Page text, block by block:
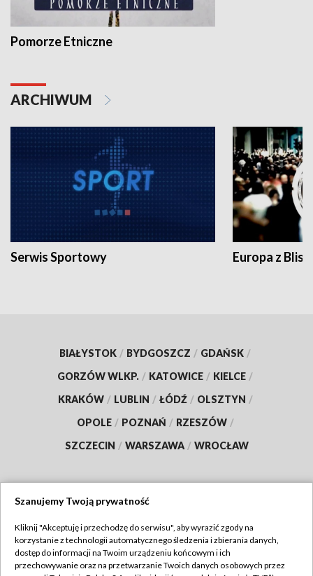
Pomorze Etniczne
ARCHIWUM
Serwis Sportowy Europa z
BIAŁYSTOK / BYDGOSZCZ / GDAŃSK /
GORZÓW WLKP. / KATOWICE / KIELCE /
KRAKÓW / LUBLIN / ŁÓDŹ / OLSZTYN /
OPOLE / POZNAŃ / RZESZÓW /
SZCZECIN / WARSZAWA / WROCŁAW
TVP
Abonament TVP
Regulamin TVP
Szanujemy Twoją prywatność
Kliknij "Akceptuję i przechodzę do serwisu", aby wyrazić zgody na
korzystanie z technologii automatycznego śledzenia i zbierania danych,
dostęp do informacji na Twoim urządzeniu końcowym i ich
przechowywanie oraz na przetwarzanie Twoich danych osobowych przez